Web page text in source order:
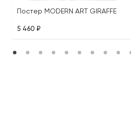
Постер MODERN ART GIRAFFE
5 460 ₽